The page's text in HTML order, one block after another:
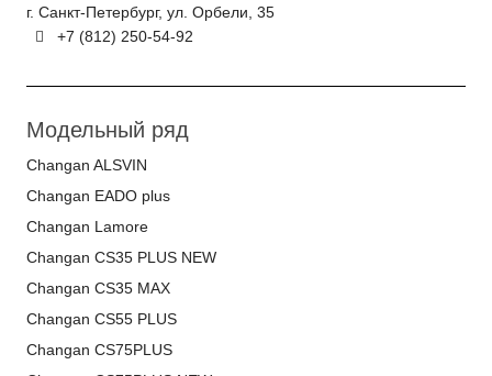
г. Санкт-Петербург, ул. Орбели, 35
+7 (812) 250-54-92
Модельный ряд
Changan ALSVIN
Changan EADO plus
Changan Lamore
Changan CS35 PLUS NEW
Changan CS35 MAX
Changan CS55 PLUS
Changan CS75PLUS